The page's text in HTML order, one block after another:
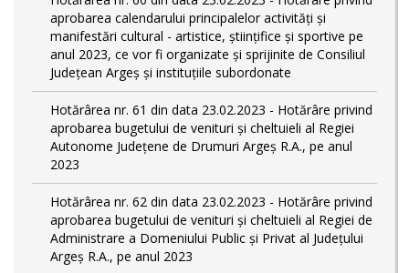
aprobarea calendarului principalelor activităţi şi
manifestări cultural - artistice, ştiinţifice şi sportive pe
anul 2023, ce vor fi organizate şi sprijinite de Consiliul
Judeţean Argeş şi instituţiile subordonate
Hotărârea nr. 61 din data 23.02.2023 - Hotărâre privind
aprobarea bugetului de venituri și cheltuieli al Regiei
Autonome Județene de Drumuri Argeș R.A., pe anul
2023
Hotărârea nr. 62 din data 23.02.2023 - Hotărâre privind
aprobarea bugetului de venituri și cheltuieli al Regiei de
Administrare a Domeniului Public și Privat al Județului
Argeș R.A., pe anul 2023